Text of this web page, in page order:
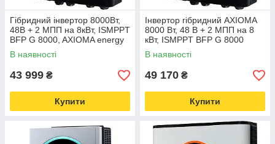
Гібридний інвертор 8000Вт,
48В + 2 МПП на 8кВт, ISMPPT
BFP G 8000, AXIOMA energy
В наявності
43 999 ₴
Купити
Інвертор гібридний AXIOMA
8000 Вт, 48 В + 2 МПП на 8
кВт, ISMPPT BFP G 8000
В наявності
49 170 ₴
Купити